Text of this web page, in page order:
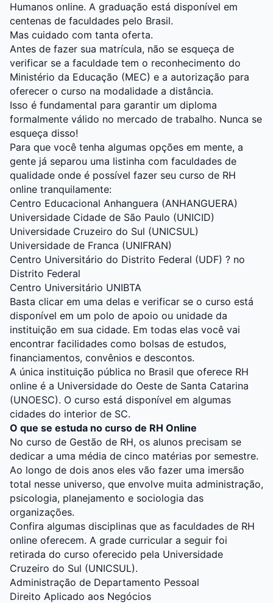
Humanos online. A graduação está disponível em
centenas de faculdades pelo Brasil.
Mas cuidado com tanta oferta.
Antes de fazer sua matrícula, não se esqueça de
verificar se a faculdade tem o reconhecimento do
Ministério da Educação (MEC) e a autorização para
oferecer o curso na modalidade a distância.
Isso é fundamental para garantir um diploma
formalmente válido no mercado de trabalho. Nunca se
esqueça disso!
Para que você tenha algumas opções em mente, a
gente já separou uma listinha com faculdades de
qualidade onde é possível fazer seu curso de RH
online tranquilamente:
Centro Educacional Anhanguera (ANHANGUERA)
Universidade Cidade de São Paulo (UNICID)
Universidade Cruzeiro do Sul (UNICSUL)
Universidade de Franca (UNIFRAN)
Centro Universitário do Distrito Federal (UDF) ? no
Distrito Federal
Centro Universitário UNIBTA
Basta clicar em uma delas e verificar se o curso está
disponível em um polo de apoio ou unidade da
instituição em sua cidade. Em todas elas você vai
encontrar facilidades como bolsas de estudos,
financiamentos, convênios e descontos.
A única instituição pública no Brasil que oferece RH
online é a Universidade do Oeste de Santa Catarina
(UNOESC). O curso está disponível em algumas
cidades do interior de SC.
O que se estuda no curso de RH Online
No curso de Gestão de RH, os alunos precisam se
dedicar a uma média de cinco matérias por semestre.
Ao longo de dois anos eles vão fazer uma imersão
total nesse universo, que envolve muita administração,
psicologia, planejamento e sociologia das
organizações.
Confira algumas disciplinas que as faculdades de RH
online oferecem. A grade curricular a seguir foi
retirada do curso oferecido pela Universidade
Cruzeiro do Sul (UNICSUL).
Administração de Departamento Pessoal
Direito Aplicado aos Negócios